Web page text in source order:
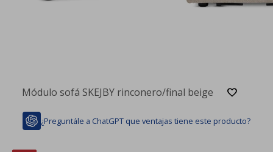
Módulo sofá SKEJBY rinconero/final beige
¿Preguntále a ChatGPT que ventajas tiene este producto?